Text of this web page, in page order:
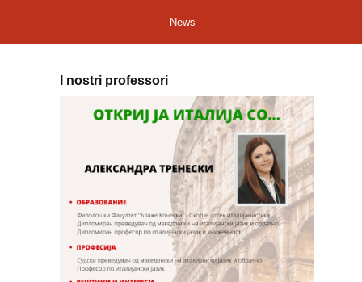
News
I nostri professori